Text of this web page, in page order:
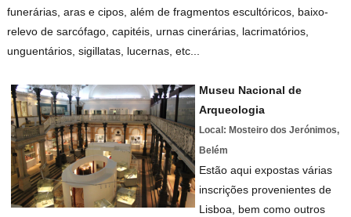
funerárias, aras e cipos, além de fragmentos escultóricos, baixo-
relevo de sarcófago, capitéis, urnas cinerárias, lacrimatórios,
unguentários, sigillatas, lucernas, etc...
Museu Nacional de
Arqueologia
Local: Mosteiro dos Jerónimos,
Belém
Estão aqui expostas várias
inscrições provenientes de
Lisboa, bem como outros